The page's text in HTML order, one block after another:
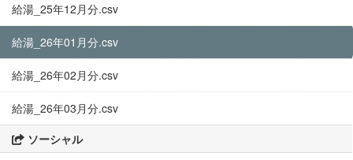
給湯_25年12月分.csv
給湯_26年01月分.csv
給湯_26年02月分.csv
給湯_26年03月分.csv
ソーシャル